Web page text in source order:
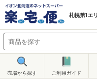
札幌第1エ
売場から探す ご利用ガイド